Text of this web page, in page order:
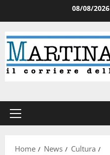
08/08/2026
Home News
Cultura